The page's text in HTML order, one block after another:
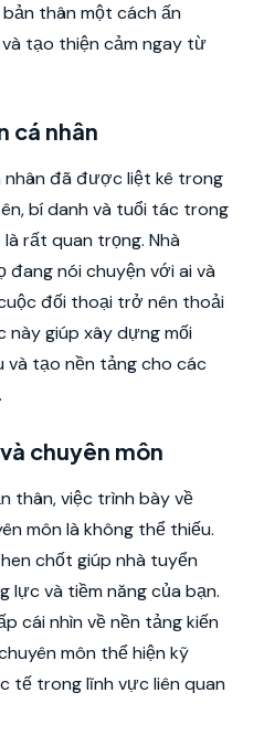
thân một cách ấn
tạo thiện cảm ngay từ
cá nhân
đã được liệt kê trong
bí danh và tuổi tác trong
rất quan trọng. Nhà
đang nói chuyện với ai và
đối thoại trở nên thoải
này giúp xây dựng mối
tạo nền tảng cho các
chuyên môn
thân, việc trình bày về
môn là không thể thiếu.
chốt giúp nhà tuyển
lực và tiềm năng của bạn.
cái nhìn về nền tảng kiến
môn thể hiện kỹ
tế trong lĩnh vực liên quan